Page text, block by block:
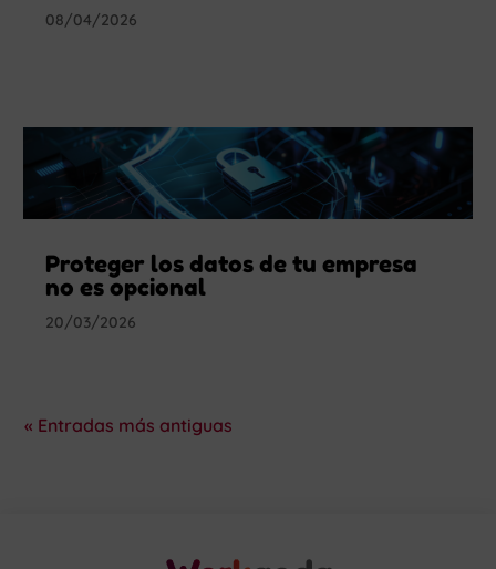
08/04/2026
Proteger los datos de tu empresa
no es opcional
20/03/2026
« Entradas más antiguas